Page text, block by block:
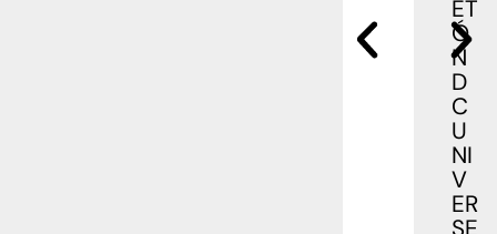
ET
Ó
N
D
C
U
NI
V
ER
SE